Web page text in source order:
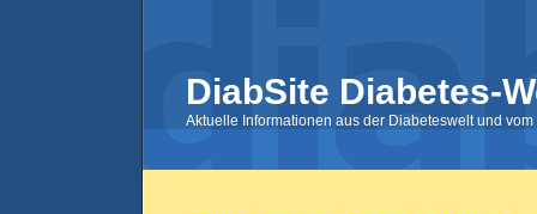
DiabSite Diabetes-
Aktuelle Informationen aus der Diabeteswelt und